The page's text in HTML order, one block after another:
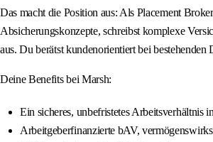
Das macht die Position aus: Als Placement
Absicherungskonzepte, schreibst komplexe
aus. Du berätst kundenorientiert bei
Deine Benefits bei Marsh:
Ein sicheres, unbefristetes Arbeitsverhältnis
Arbeitgeberfinanzierte bAV,